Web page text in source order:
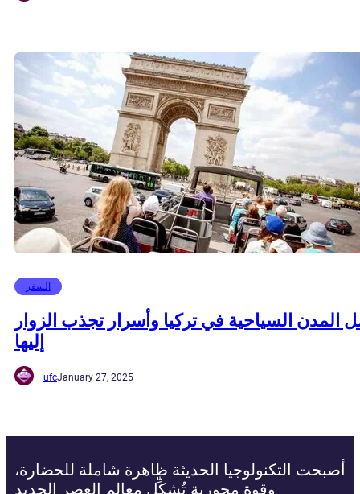
السفر
المدن السياحية في تركيا وأسرار تجذب الزوار
إليها
ufcJanuary 27, 2025
أصبحت التكنولوجيا الحديثة ظاهرة شاملة للحضارة،
وقوة محورية تُشكِّل معالم العصر الجديد